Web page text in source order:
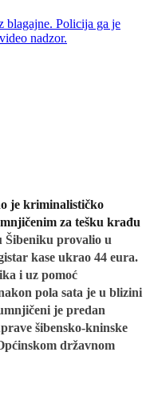
je kriminalističko
za tešku krađu
Šibeniku provalio u
kase ukrao 44 eura.
i uz pomoć
pola sata je u blizini
je predan
šibensko-kninske
državnom